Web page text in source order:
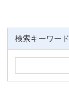
検索キーワード